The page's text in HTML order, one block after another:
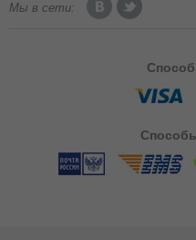
Мы в сети: